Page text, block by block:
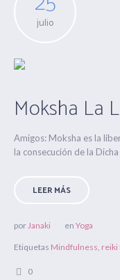
julio
Moksha La
Amigos: Moksha es la
la consecución de la
LEER MÁS
por Janaki en Yoga
Etiquetas Mindfulness reiki
0